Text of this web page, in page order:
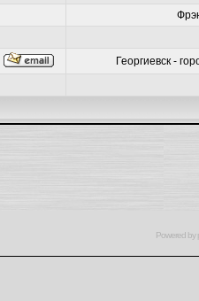
Георгиевск -
Powered by